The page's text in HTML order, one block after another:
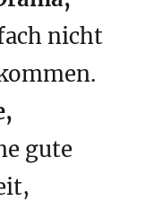
nicht
gute